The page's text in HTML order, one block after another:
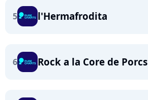
5 l'Hermafrodita
6 Rock a la Core de Porcs